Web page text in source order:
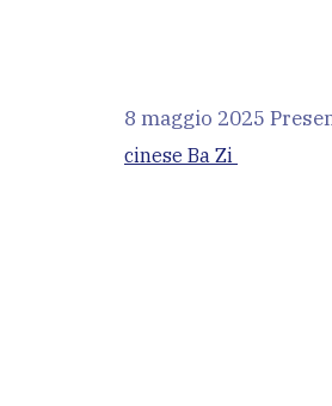
8 maggio 2025
cinese Ba Zi